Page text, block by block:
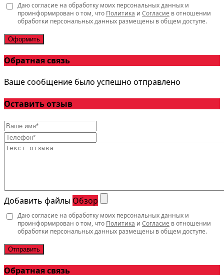
Даю согласие на обработку моих персональных данных и
проинформирован о том, что Политика и Согласие в отношении
обработки персональных данных размещены в общем доступе.
Оформить
Обратная связь
Ваше сообщение было успешно отправлено
Оставить отзыв
Добавить файлы Обзор
Даю согласие на обработку моих персональных данных и
проинформирован о том, что Политика и Согласие в отношении
обработки персональных данных размещены в общем доступе.
Отправить
Обратная связь